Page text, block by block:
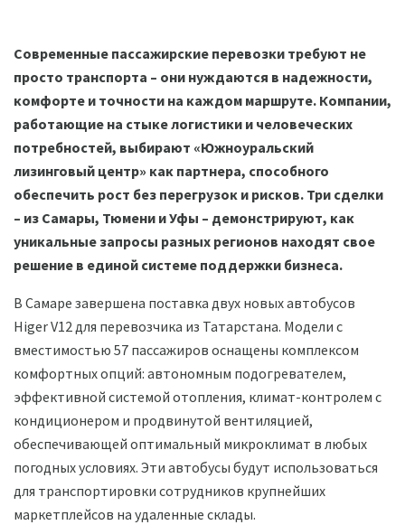
Современные пассажирские перевозки требуют не
просто транспорта – они нуждаются в надежности,
комфорте и точности на каждом маршруте. Компании,
работающие на стыке логистики и человеческих
потребностей, выбирают «Южноуральский
лизинговый центр» как партнера, способного
обеспечить рост без перегрузок и рисков. Три сделки
– из Самары, Тюмени и Уфы – демонстрируют, как
уникальные запросы разных регионов находят свое
решение в единой системе поддержки бизнеса.
В Самаре завершена поставка двух новых автобусов
Higer V12 для перевозчика из Татарстана. Модели с
вместимостью 57 пассажиров оснащены комплексом
комфортных опций: автономным подогревателем,
эффективной системой отопления, климат-контролем с
кондиционером и продвинутой вентиляцией,
обеспечивающей оптимальный микроклимат в любых
погодных условиях. Эти автобусы будут использоваться
для транспортировки сотрудников крупнейших
маркетплейсов на удаленные склады.